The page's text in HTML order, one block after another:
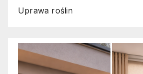
Uprawa roślin